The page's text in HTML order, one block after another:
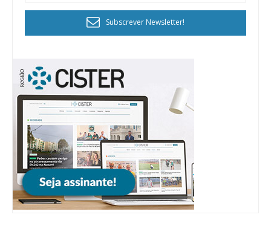
Planos de Assinatura
Faça-se assinante do Região de Cister e ajude-nos a manter este serviço
Subscrever Newsletter!